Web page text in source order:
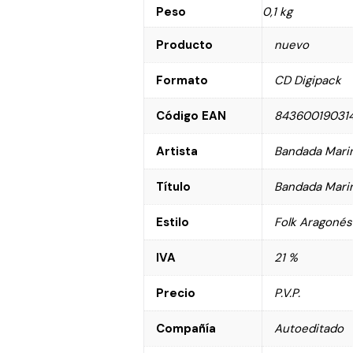
Peso 0,1 kg
Producto nuevo
Formato CD Digipack
Código EAN
Artista Bandada
Título Bandada
Estilo Folk Aragonés
IVA 21 %
Precio P.V.P.
Compañía Autoeditado